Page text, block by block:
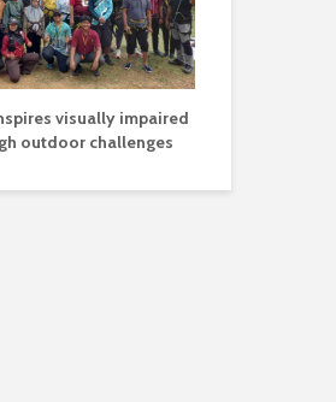
visually impaired
outdoor challenges